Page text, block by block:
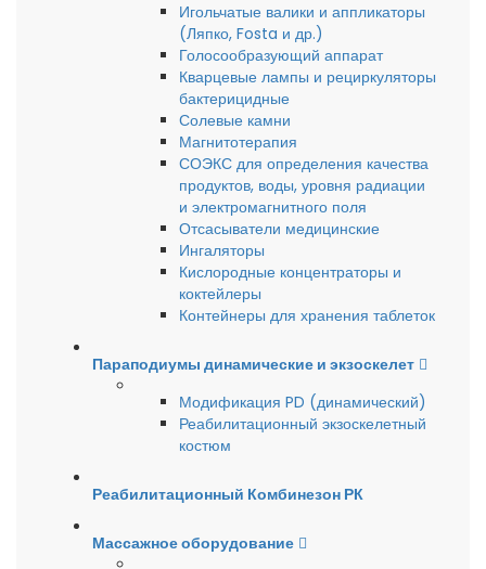
Игольчатые валики и аппликаторы
(Ляпко, Fosta и др.)
Голосообразующий аппарат
Кварцевые лампы и рециркуляторы
бактерицидные
Солевые камни
Магнитотерапия
СОЭКС для определения качества
продуктов, воды, уровня радиации
и электромагнитного поля
Отсасыватели медицинские
Ингаляторы
Кислородные концентраторы и
коктейлеры
Контейнеры для хранения таблеток
Параподиумы динамические и экзоскелет
Модификация PD (динамический)
Реабилитационный экзоскелетный
костюм
Реабилитационный Комбинезон РК
Массажное оборудование